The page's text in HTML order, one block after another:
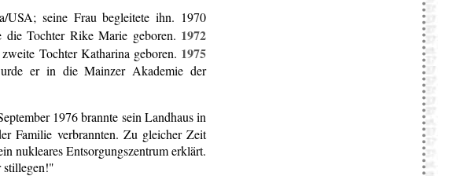
seine Frau begleitete ihn. 1970
Tochter Rike Marie geboren. 1972
Tochter Katharina geboren. 1975
er in die Mainzer Akademie der
1976 brannte sein Landhaus in
Familie verbrannten. Zu gleicher Zeit
nukleares Entsorgungszentrum erklärt.
stillegen!"